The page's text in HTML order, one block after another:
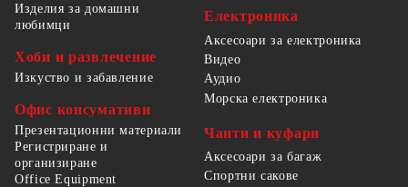
Изделия за домашни
любимци
Хоби и развлечение
Изкуство и забавление
Офис консумативи
Презентационни материали
Регистриране и
организиране
Office Equipment
Електроника
Аксесоари за електроника
Видео
Аудио
Морска електроника
Чанти и куфари
Аксесоари за багаж
Спортни сакове